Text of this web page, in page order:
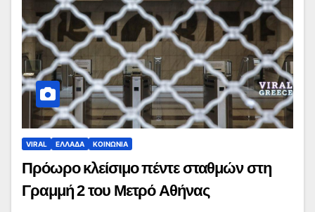
VIRAL ΕΛΛΑΔΑ ΚΟΙΝΩΝΙΑ
Πρόωρο κλείσιμο πέντε σταθμών στη
Γραμμή 2 του Μετρό Αθήνας